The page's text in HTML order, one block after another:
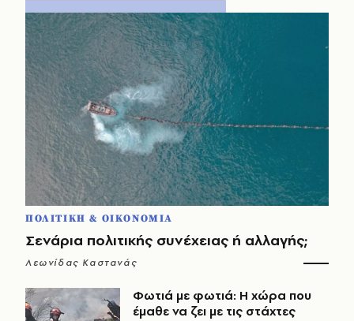
ΠΟΛΙΤΙΚΗ & ΟΙΚΟΝΟΜΙΑ
Σενάρια πολιτικής συνέχειας ή αλλαγής;
Λεωνίδας Καστανάς
Φωτιά με φωτιά: Η χώρα που
έμαθε να ζει με τις στάχτες